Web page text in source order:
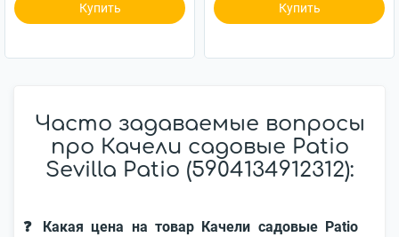
Купить Купить
Часто задаваемые вопросы
про Качели садовые Patio
Sevilla Patio (5904134912312):
❓ Какая цена на товар Качели садовые Patio